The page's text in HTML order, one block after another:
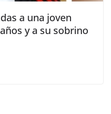
a una joven
y a su sobrino